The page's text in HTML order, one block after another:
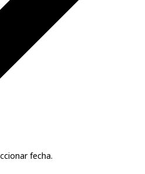
fecha.